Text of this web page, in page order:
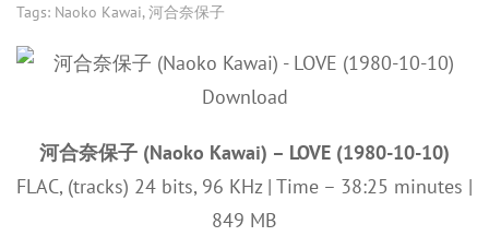
Tags: Naoko Kawai,河合奈保子
河合奈保子 (Naoko Kawai) – LOVE (1980-10-10)
FLAC, (tracks) 24 bits, 96 KHz | Time – 38:25 minutes |
849 MB